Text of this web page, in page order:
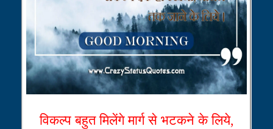
विकल्प बहुत मिलेंगे मार्ग से भटकने के लिये,